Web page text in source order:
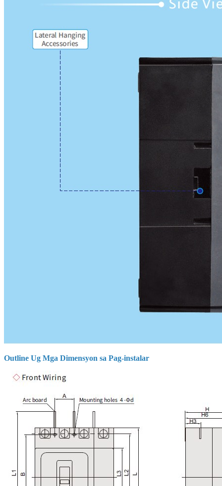
Outline Ug Mga Dimensyon sa Pag-instalar